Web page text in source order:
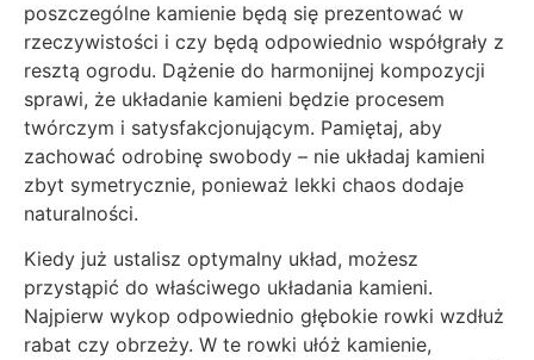
poszczególne kamienie będą się prezentować w
rzeczywistości i czy będą odpowiednio współgrały z
resztą ogrodu. Dążenie do harmonijnej kompozycji
sprawi, że układanie kamieni będzie procesem
twórczym i satysfakcjonującym. Pamiętaj, aby
zachować odrobinę swobody – nie układaj kamieni
zbyt symetrycznie, ponieważ lekki chaos dodaje
naturalności.
Kiedy już ustalisz optymalny układ, możesz
przystąpić do właściwego układania kamieni.
Najpierw wykop odpowiednio głębokie rowki wzdłuż
rabat czy obrzeży. W te rowki ułóż kamienie,